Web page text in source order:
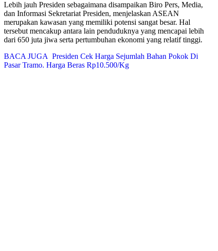
Lebih jauh Presiden sebagaimana disampaikan Biro Pers, Media,
dan Informasi Sekretariat Presiden, menjelaskan ASEAN
merupakan kawasan yang memiliki potensi sangat besar. Hal
tersebut mencakup antara lain penduduknya yang mencapai lebih
dari 650 juta jiwa serta pertumbuhan ekonomi yang relatif tinggi.
BACA JUGA Presiden Cek Harga Sejumlah Bahan Pokok Di
Pasar Tramo. Harga Beras Rp10.500/Kg